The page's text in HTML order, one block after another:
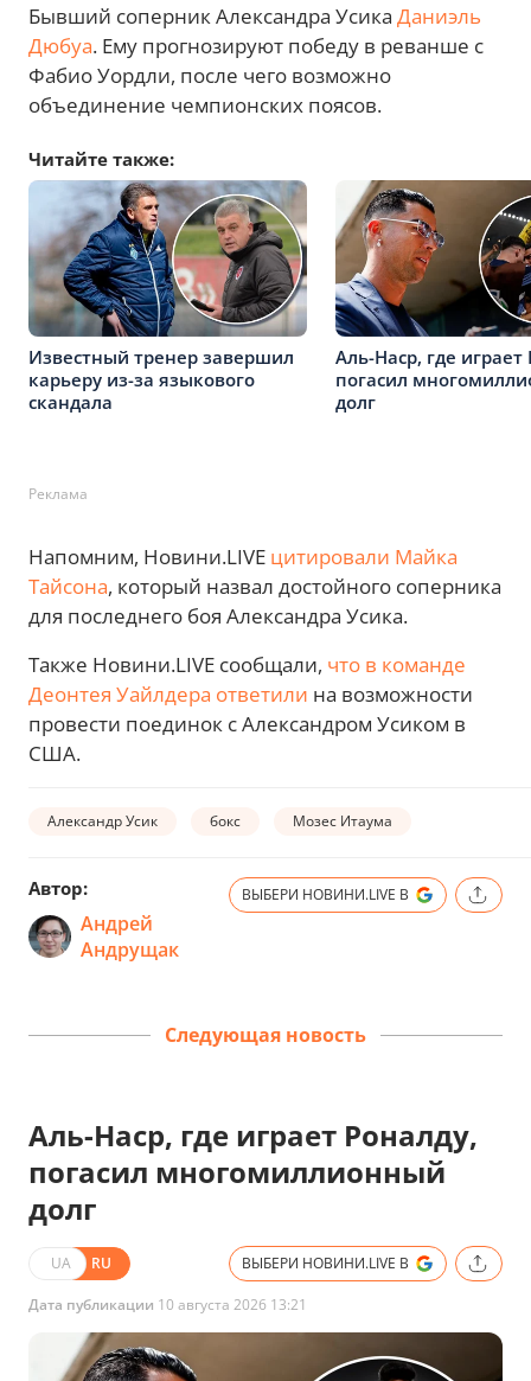
Бывший соперник Александра Усика Даниэль
Дюбуа. Ему прогнозируют победу в реванше с
Фабио Уордли, после чего возможно
объединение чемпионских поясов.
Читайте также:
Известный тренер завершил
карьеру из-за языкового
скандала
Аль-Наср, где играет
погасил
долг
Реклама
Напомним, Новини.LIVE цитировали Майка
Тайсона, который назвал достойного соперника
для последнего боя Александра Усика.
Также Новини.LIVE сообщали, что в команде
Деонтея Уайлдера ответили на возможности
провести поединок с Александром Усиком в
США.
Александр Усик бокс Мозес Итаума
Автор:
Андрей
Андрущак
ВЫБЕРИ НОВИНИ.LIVE В
Следующая новость
Аль-Наср, где играет Роналду,
погасил многомиллионный
долг
UA RU ВЫБЕРИ НОВИНИ.LIVE В
Дата публикации 10 августа 2026 13:21